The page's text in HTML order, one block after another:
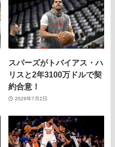
スパーズがトバイアス・ハ
リスと2年3100万ドルで契
約合意！
2026年7月2日